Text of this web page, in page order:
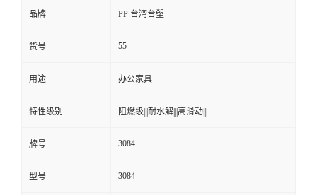
品牌 PP 台湾台塑
货号 55
用途 办公家具
特性级别 阻燃级|||耐水解|||高滑动|||
牌号 3084
型号 3084